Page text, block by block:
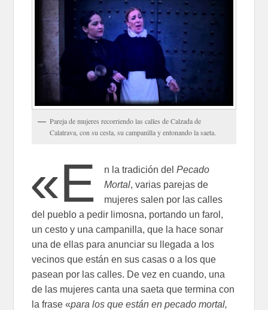
Pareja de mujeres recorriendo las calles de Calzada de
Calatrava, con su cesta, su campanilla y entonando la saeta.
«E n la tradición delPecado
Mortal, varias parejas de
mujeres salen por las calles
del pueblo a pedir li­mosna, portando un farol,
un cesto y una campanilla, que la hace sonar
una de ellas para anunciar su llegada a los
vecinos que están en sus casas o a los que
pasean por las calles. De vez en cuando, una
de las mujeres canta una saeta que termina con
la frase «para los que están en pecado mortal,